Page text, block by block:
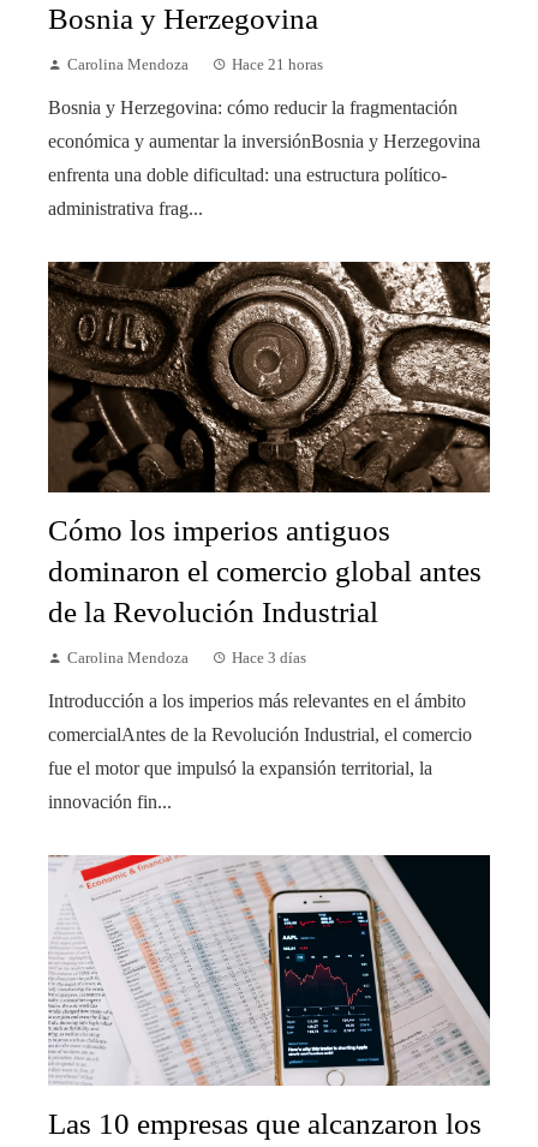
Bosnia y Herzegovina
Carolina Mendoza Hace 21 horas
Bosnia y Herzegovina: cómo reducir la fragmentación
económica y aumentar la inversiónBosnia y Herzegovina
enfrenta una doble dificultad: una estructura político-
administrativa frag...
Cómo los imperios antiguos
dominaron el comercio global antes
de la Revolución Industrial
Carolina Mendoza Hace 3 días
Introducción a los imperios más relevantes en el ámbito
comercialAntes de la Revolución Industrial, el comercio
fue el motor que impulsó la expansión territorial, la
innovación fin...
Las 10 empresas que alcanzaron los